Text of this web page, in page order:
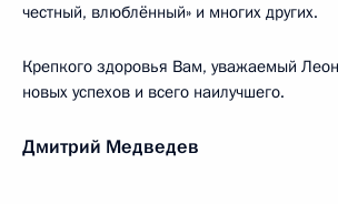
честный, влюблённый» и многих других.
Крепкого здоровья Вам, уважаемый
новых успехов и всего наилучшего.
Дмитрий Медведев